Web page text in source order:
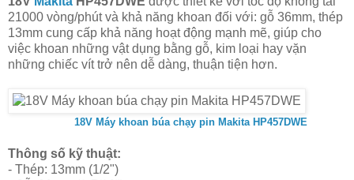
21000 vòng/phút và khả năng khoan đối với: gỗ 36mm, thép
13mm cung cấp khả năng hoạt động mạnh mẽ, giúp cho
việc khoan những vật dụng bằng gỗ, kim loại hay vặn
những chiếc vít trở nên dễ dàng, thuận tiện hơn.
18V Máy khoan búa chạy pin Makita HP457DWE
Thông số kỹ thuật:
- Thép: 13mm (1/2")